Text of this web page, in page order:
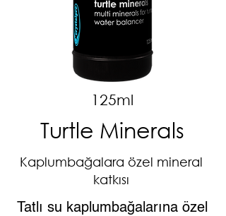
125ml
Turtle Minerals
Kaplumbağalara özel mineral
katkısı
Tatlı su kaplumbağalarına özel